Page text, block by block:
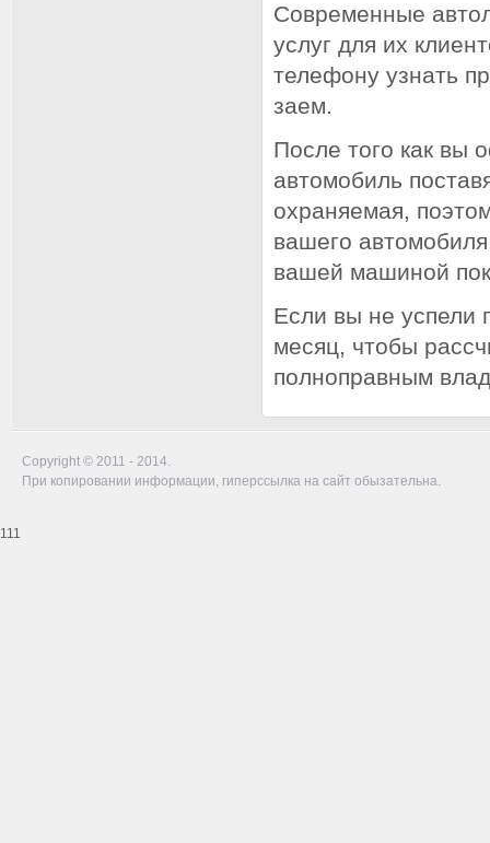
Современные
услуг для их
телефону узнать
заем.
После того как вы
автомобиль
охраняемая,
вашего
вашей машиной
Если вы не успели
месяц, чтобы
полноправным
Copyright © 2011 - 2014.
При копировании информации, гиперссылка на сайт обызательна.
111